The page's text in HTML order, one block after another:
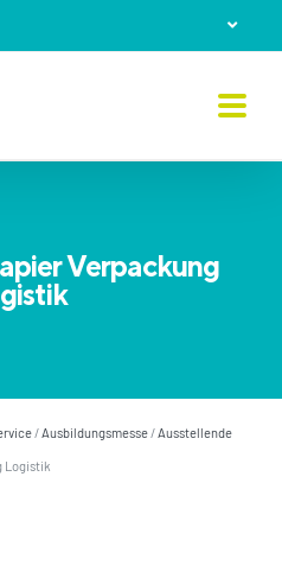
Verpackung
/Ausbildungsmesse/Ausstellende
Logistik